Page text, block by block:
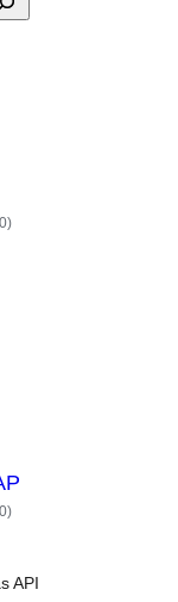
укупних
оцена
)
укупних
оцена
)
API